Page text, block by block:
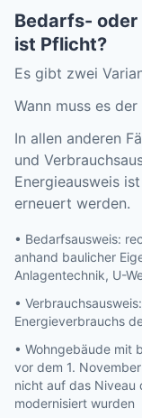
Bedarfs- oder
ist Pflicht?
Es gibt zwei
Wann muss es
In allen anderen
und
Energieausweis
erneuert werden.
• Bedarfsausweis:
anhand baulicher
Anlagentechnik, U-
•
Energieverbrauchs
• Wohngebäude mit
vor dem 1.
nicht auf das Niveau
modernisiert wurden